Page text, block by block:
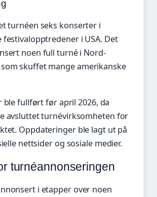
turnéen seks konserter i
festivalopptredener i USA. Det
noen full turné i Nord-
skuffet mange amerikanske
ble fullført før april 2026, da
avsluttet turnévirksomheten for
Oppdateringer ble lagt ut på
nettsider og sosiale medier.
turnéannonseringen
i etapper over noen